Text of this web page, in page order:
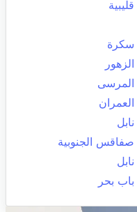
قليبية
سكرة
الزهور
المرسى
العمران
نابل
صفاقس الجنوبية
نابل
باب بحر